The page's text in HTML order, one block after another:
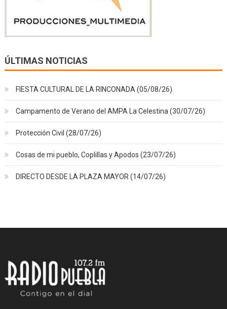
ÚLTIMAS NOTICIAS
FIESTA CULTURAL DE LA RINCONADA (05/08/26)
Campamento de Verano del AMPA La Celestina (30/07/26)
Protección Civil (28/07/26)
Cosas de mi pueblo, Coplillas y Apodos (23/07/26)
DIRECTO DESDE LA PLAZA MAYOR (14/07/26)